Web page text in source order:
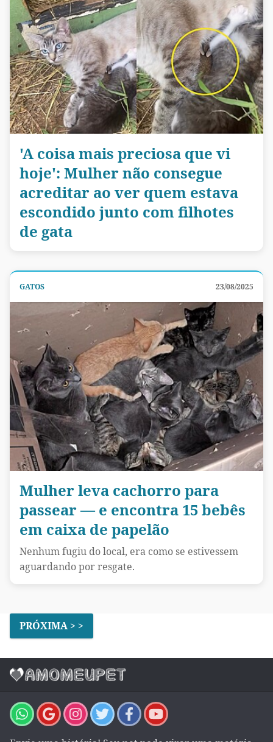
'A coisa mais preciosa que vi
hoje': Mulher não consegue
acreditar ao ver quem estava
escondido junto com filhotes
de gata
GATOS 23/08/2025
Mulher leva cachorro para
passear — e encontra 15 bebês
em caixa de papelão
Nenhum fugiu do local, era como se estivessem
aguardando por resgate.
PRÓXIMA > >